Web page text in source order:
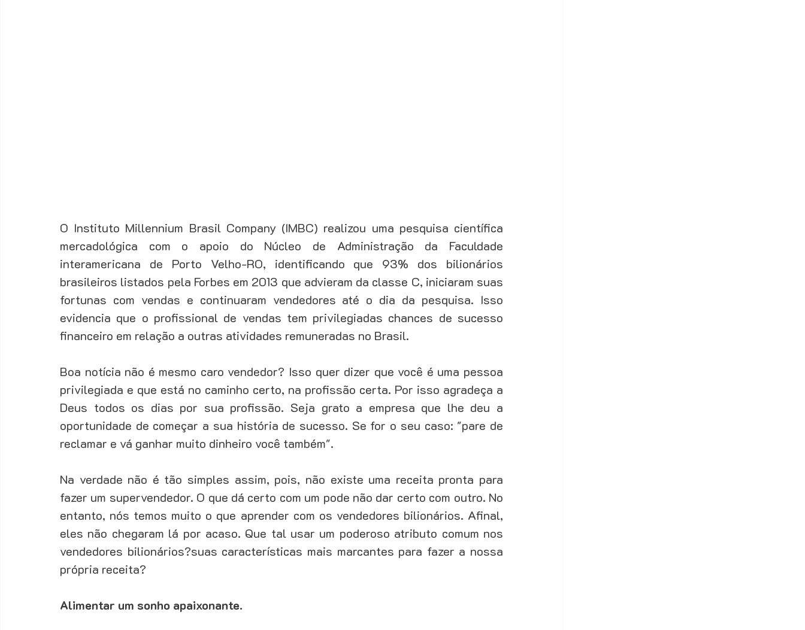
O Instituto Millennium Brasil Company (IMBC) realizou uma pesquisa científica
mercadológica com o apoio do Núcleo de Administração da Faculdade
interamericana de Porto Velho-RO, identificando que 93% dos bilionários
brasileiros listados pela Forbes em 2013 que advieram da classe C, iniciaram suas
fortunas com vendas e continuaram vendedores até o dia da pesquisa. Isso
evidencia que o profissional de vendas tem privilegiadas chances de sucesso
financeiro em relação a outras atividades remuneradas no Brasil.
Boa notícia não é mesmo caro vendedor? Isso quer dizer que você é uma pessoa
privilegiada e que está no caminho certo, na profissão certa. Por isso agradeça a
Deus todos os dias por sua profissão. Seja grato a empresa que lhe deu a
oportunidade de começar a sua história de sucesso. Se for o seu caso: "pare de
reclamar e vá ganhar muito dinheiro você também".
Na verdade não é tão simples assim, pois, não existe uma receita pronta para
fazer um supervendedor. O que dá certo com um pode não dar certo com outro. No
entanto, nós temos muito o que aprender com os vendedores bilionários. Afinal,
eles não chegaram lá por acaso. Que tal usar um poderoso atributo comum nos
vendedores bilionários?suas características mais marcantes para fazer a nossa
própria receita?
Alimentar um sonho apaixonante.